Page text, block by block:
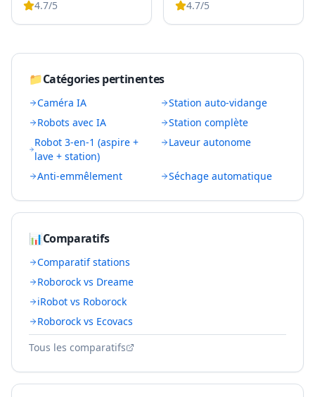
4.7/5
4.7/5
📁Catégories pertinentes
Caméra IA
Station auto-vidange
Robots avec IA
Station complète
Robot 3-en-1 (aspire +
lave + station)
Laveur autonome
Anti-emmêlement Séchage automatique
📊Comparatifs
Comparatif stations
Roborock vs Dreame
iRobot vs Roborock
Roborock vs Ecovacs
Tous les comparatifs